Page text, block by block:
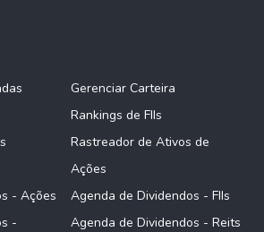
Gerenciar Carteira
Rankings de FIIs
Rastreador de Ativos de
Ações
- Ações
Agenda de Dividendos - FIIs
-
Agenda de Dividendos - Reits